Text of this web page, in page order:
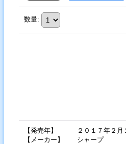
数量:
【発売年】 ２０１７年２月
【メーカー】 シャープ